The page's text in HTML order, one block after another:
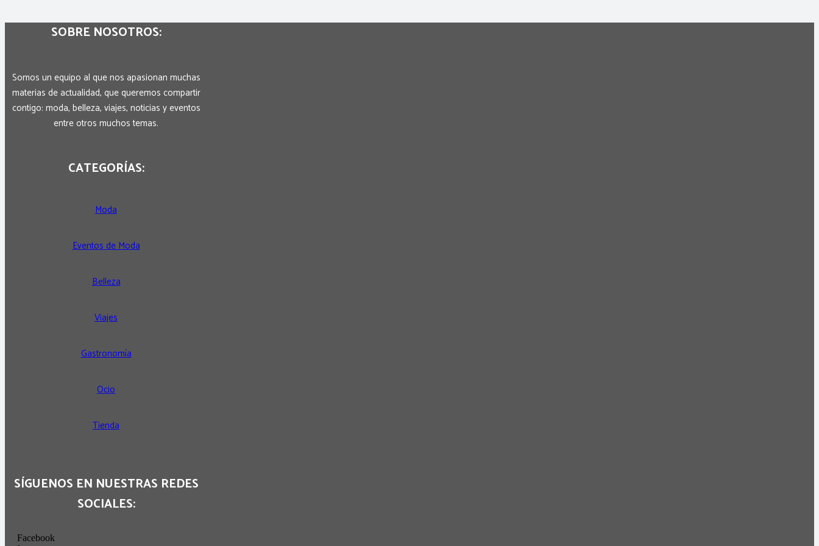
SOBRE NOSOTROS:
Somos un equipo al que nos apasionan muchas
materias de actualidad, que queremos compartir
contigo: moda, belleza, viajes, noticias y eventos
entre otros muchos temas.
CATEGORÍAS:
Moda
Eventos de Moda
Belleza
Viajes
Gastronomía
Ocio
Tienda
SÍGUENOS EN NUESTRAS REDES
SOCIALES:
Facebook